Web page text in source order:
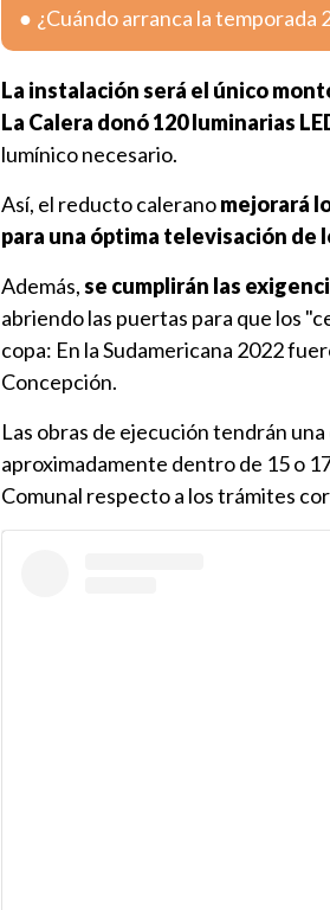
¿Cuándo arranca la temporada
La instalación será el único
La Calera donó 120 luminarias
lumínico necesario.
Así, el reducto caleranomejorará
para una óptima televisación de
Además,se cumplirán las
abriendo las puertas para que los
copa: En la Sudamericana 2022
Concepción.
Las obras de ejecución tendrán
aproximadamente dentro de 15 o
Comunal respecto a los trámites